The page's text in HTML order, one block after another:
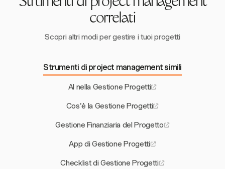
correlati
Scopri altri modi per gestire i tuoi progetti
Strumenti di project management simili
AI nella Gestione Progetti
Cos'è la Gestione Progetti
Gestione Finanziaria del Progetto
App di Gestione Progetti
Checklist di Gestione Progetti